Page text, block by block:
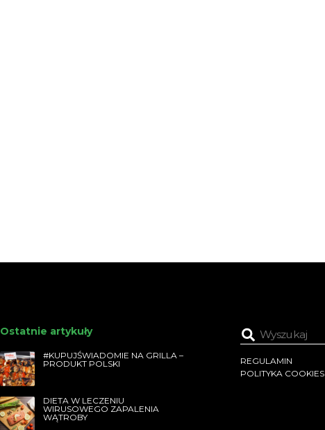
Ostatnie artykuły
#KUPUJŚWIADOMIE NA GRILLA –
PRODUKT POLSKI
DIETA W LECZENIU
WIRUSOWEGO ZAPALENIA
WĄTROBY
REGULAMIN
POLITYKA COOKIES